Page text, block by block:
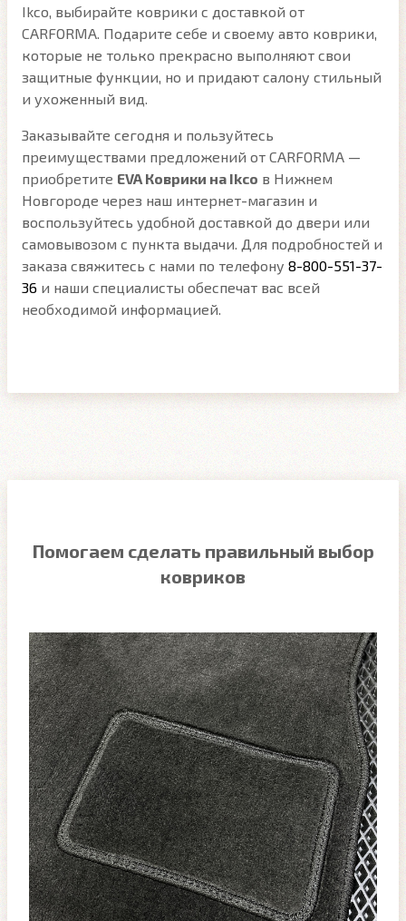
Ikco, выбирайте коврики с доставкой от
CARFORMA. Подарите себе и своему авто коврики,
которые не только прекрасно выполняют свои
защитные функции, но и придают салону стильный
и ухоженный вид.
Заказывайте сегодня и пользуйтесь
преимуществами предложений от CARFORMA —
приобретите EVA Коврики на Ikco в Нижнем
Новгороде через наш интернет-магазин и
воспользуйтесь удобной доставкой до двери или
самовывозом с пункта выдачи. Для подробностей и
заказа свяжитесь с нами по телефону 8-800-551-37-
36 и наши специалисты обеспечат вас всей
необходимой информацией.
Помогаем сделать правильный выбор
ковриков